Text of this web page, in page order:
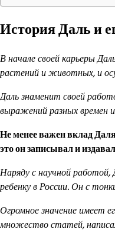
История Даль и
В начале своей карьеры
растений и животных, и
Даль знаменит своей
выражений разных времен
Не менее важен вклад
это он записывал и
Наряду с научной
ребенку в России. Он с
Огромное значение имеет
множество статей,